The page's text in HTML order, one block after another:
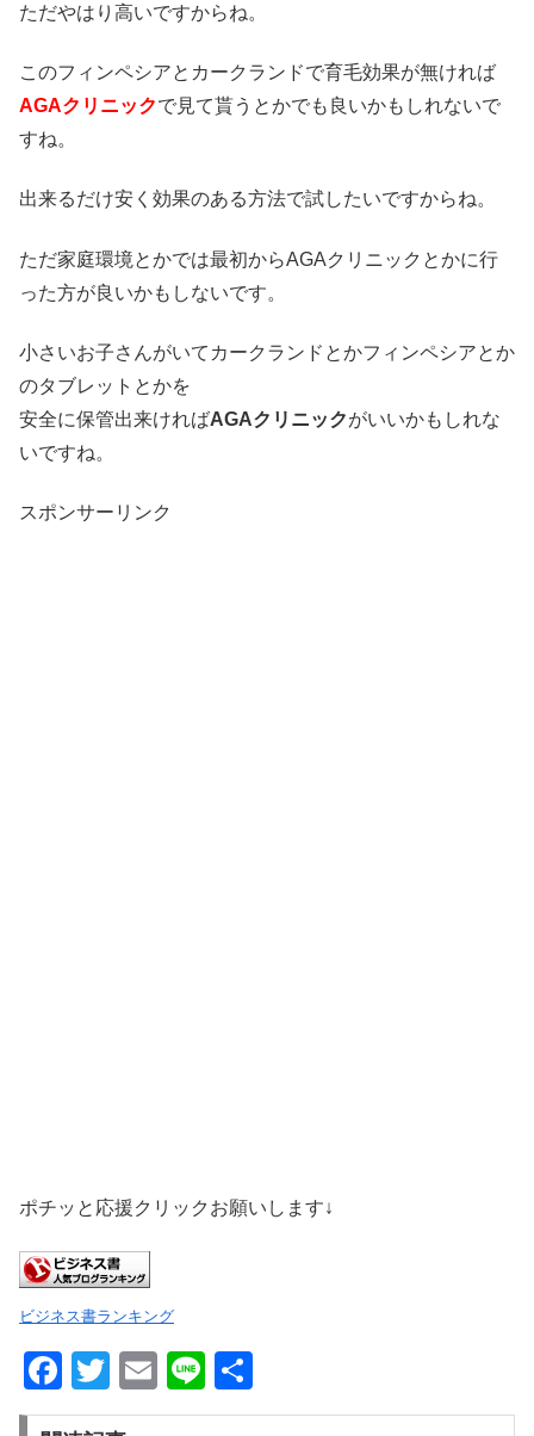
ただやはり高いですからね。
このフィンペシアとカークランドで育毛効果が無ければ
AGAクリニックで見て貰うとかでも良いかもしれないで
すね。
出来るだけ安く効果のある方法で試したいですからね。
ただ家庭環境とかでは最初からAGAクリニックとかに行
った方が良いかもしないです。
小さいお子さんがいてカークランドとかフィンペシアとか
のタブレットとかを
安全に保管出来ければAGAクリニックがいいかもしれな
いですね。
スポンサーリンク
ポチッと応援クリックお願いします↓
ビジネス書ランキング
F
a
T
wi
E
m
Li
n
有